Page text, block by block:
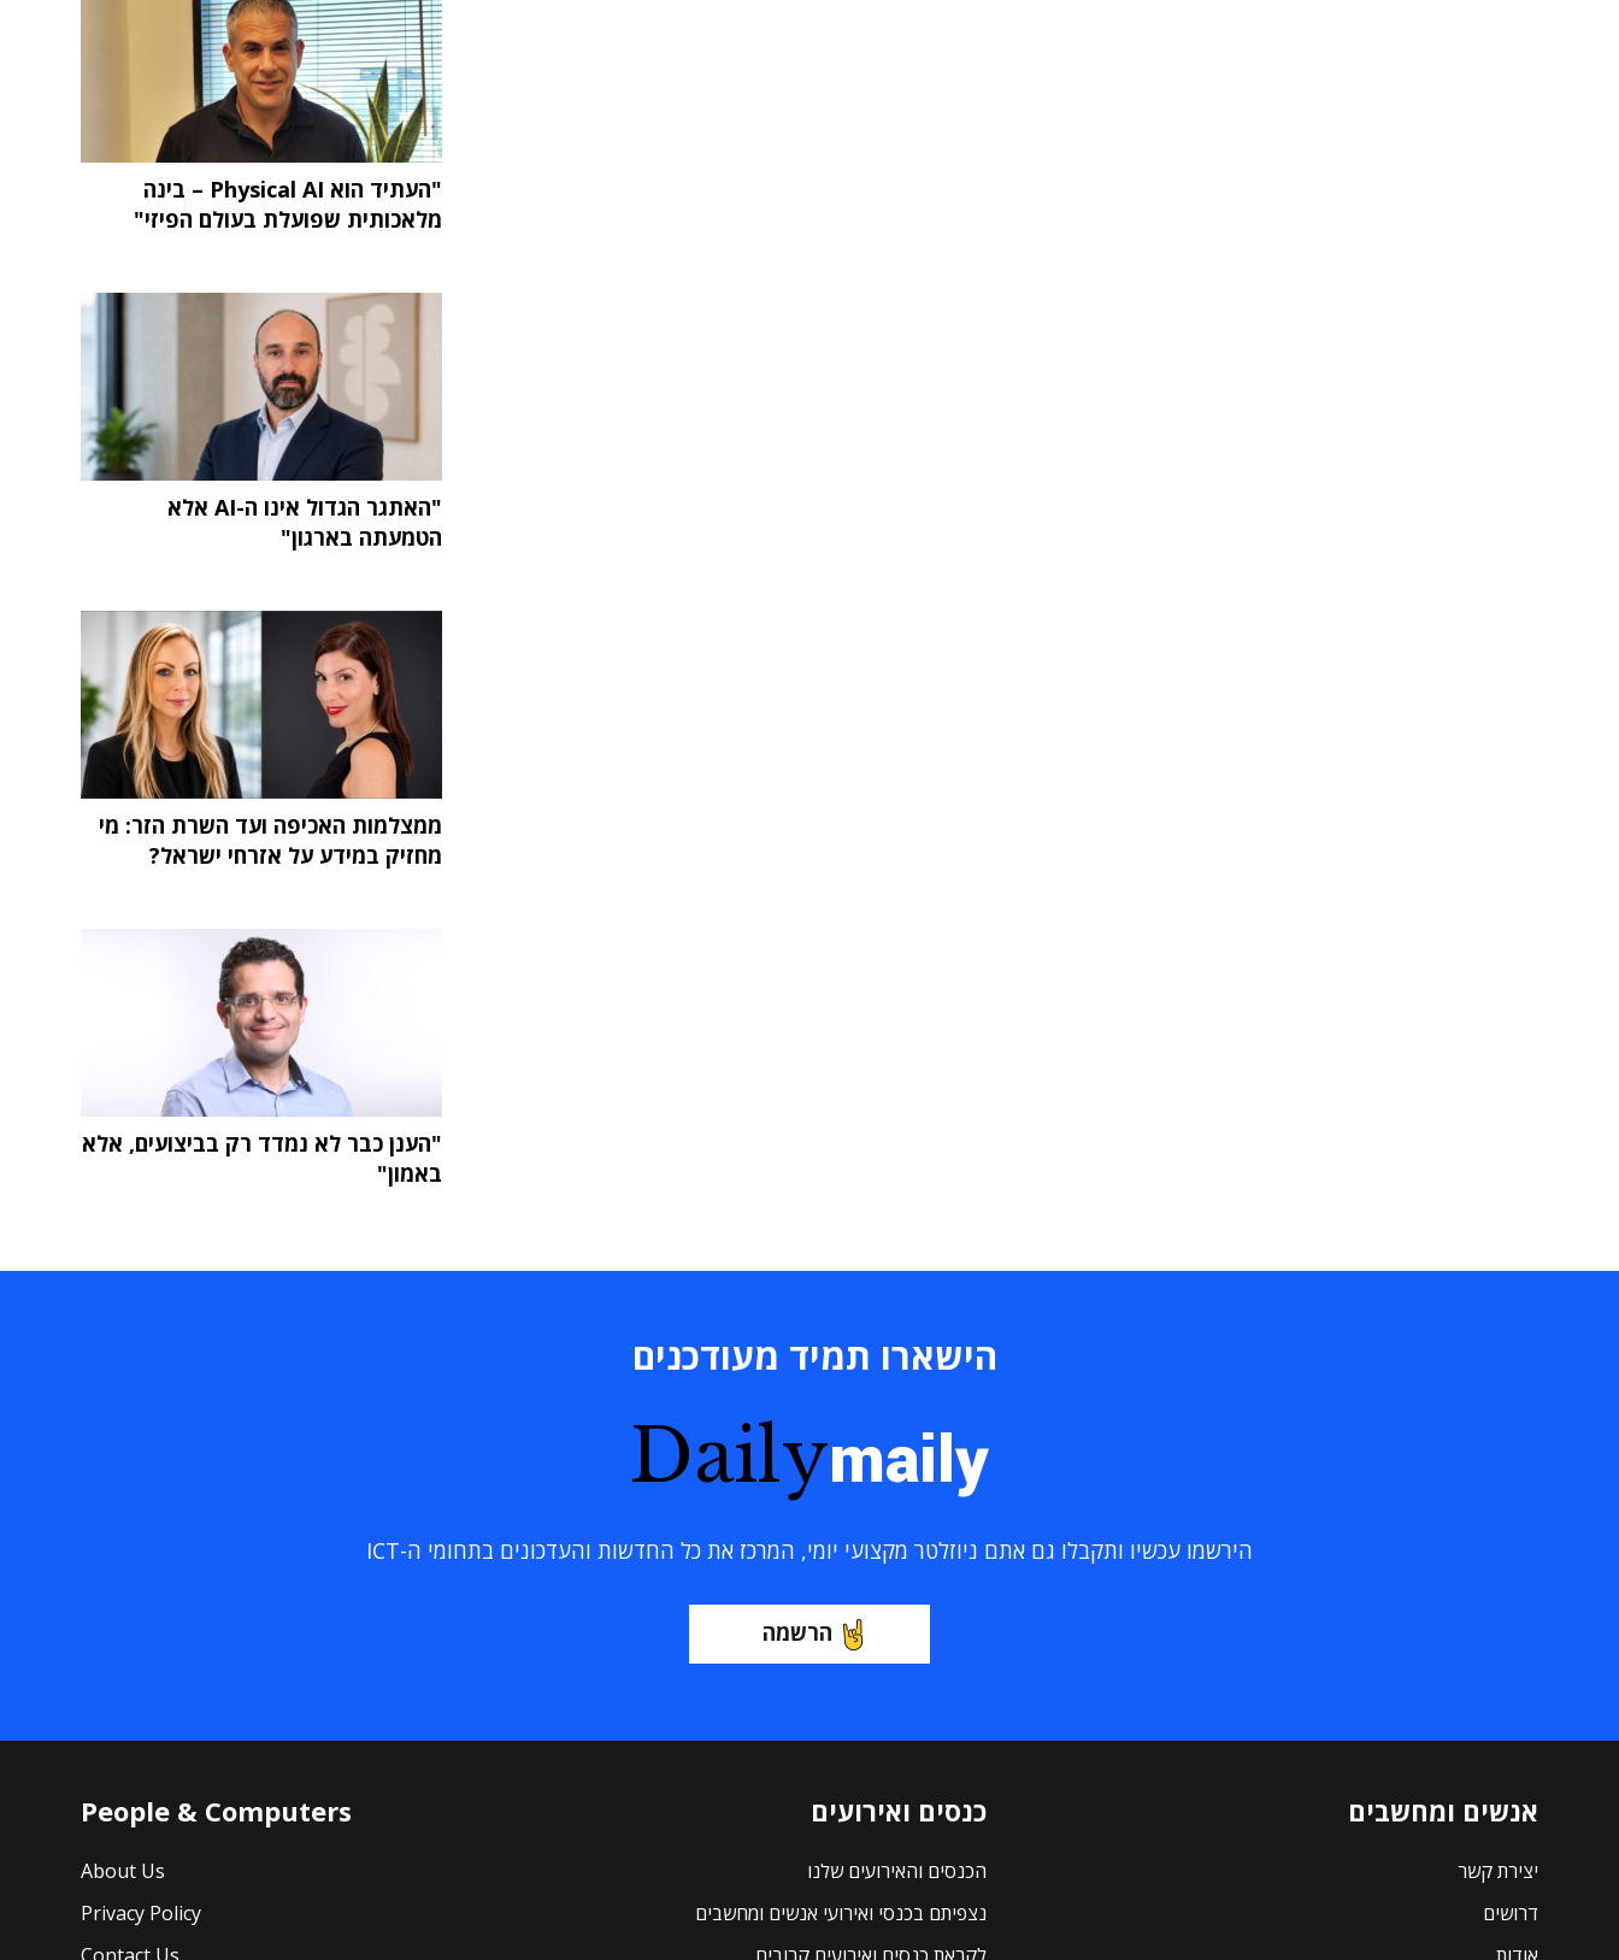
"העתיד הוא Physical AI – בינה
מלאכותית שפועלת בעולם הפיזי"
"האתגר הגדול אינו ה-AI אלא
הטמעתה בארגון"
ממצלמות האכיפה ועד השרת הזר: מי
מחזיק במידע על אזרחי ישראל?
"הענן כבר לא נמדד רק בביצועים, אלא
באמון"
הישארו תמיד מעודכנים
Dailymaily
הירשמו עכשיו ותקבלו גם אתם ניוזלטר מקצועי יומי, המרכז את כל החדשות והעדכונים בתחומי ה-ICT
הרשמה
אנשים ומחשבים
יצירת קשר
דרושים
כנסים ואירועים
הכנסים והאירועים שלנו
נצפיתם בכנסי ואירועי אנשים ומחשבים
People & Computers
About Us
Privacy Policy